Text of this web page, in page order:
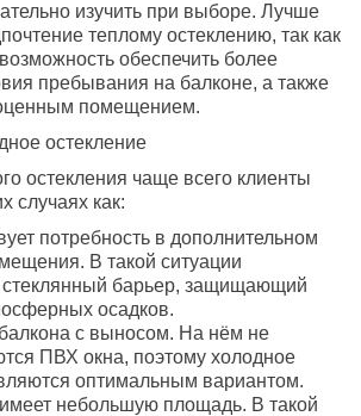
изучить при выборе. Лучше
теплому остеклению, так как
обеспечить более
пребывания на балконе, а также
помещением.
остекление
остекления чаще всего клиенты
случаях как:
потребность в дополнительном
В такой ситуации
барьер, защищающий
осадков.
с выносом. На нём не
ПВХ окна, поэтому холодное
оптимальным вариантом.
имеет небольшую площадь. В такой